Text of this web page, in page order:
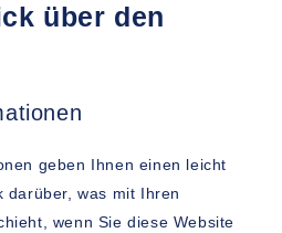
über den
geben Ihnen einen leicht
darüber, was mit Ihren
wenn Sie diese Website